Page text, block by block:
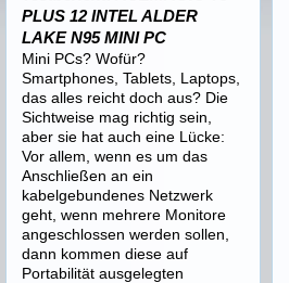
PLUS 12 INTEL ALDER
LAKE N95 MINI PC
Mini PCs? Wofür?
Smartphones, Tablets, Laptops,
das alles reicht doch aus? Die
Sichtweise mag richtig sein,
aber sie hat auch eine Lücke:
Vor allem, wenn es um das
Anschließen an ein
kabelgebundenes Netzwerk
geht, wenn mehrere Monitore
angeschlossen werden sollen,
dann kommen diese auf
Portabilität ausgelegten